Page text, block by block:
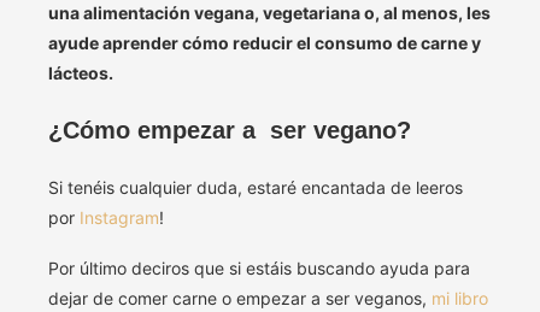
una alimentación vegana, vegetariana o, al menos, les
ayude aprender cómo reducir el consumo de carne y
lácteos.
¿Cómo empezar a ser vegano?
Si tenéis cualquier duda, estaré encantada de leeros
por Instagram!
Por último deciros que si estáis buscando ayuda para
dejar de comer carne o empezar a ser veganos, mi libro